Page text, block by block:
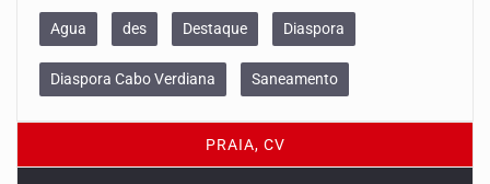
Agua des Destaque Diaspora
Diaspora Cabo Verdiana Saneamento
PRAIA, CV